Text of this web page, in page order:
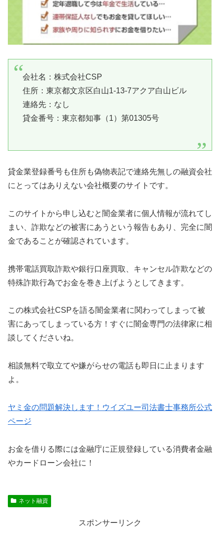
会社名：株式会社CSP
住所：東京都文京区白山1-13-7アクア白山ビル
連絡先：なし
貸金番号：東京都知事（1）第01305号
貸金業登録番号も住所も偽物表記で連絡先無しの融資会社
にとってはありえない会社概要のサイトです。
このサイトから申し込むと闇金業者に個人情報が流れてし
まい、詐欺などの被害にあうという報告もあり、完全に闇
金であることが確認されています。
携帯電話買取詐欺や銀行口座買取、キャンセル詐欺などの
特殊詐欺行為でお金を巻き上げようとしてきます。
この株式会社CSPを語る闇金業者に関わってしまって被
害にあってしまっている方！すぐに闇金専門の法律家に相
談してくださいね。
相談無料で取立てや嫌がらせの電話も即日に止まります
よ。
ヤミ金の問題解決します！ウイズユー司法書士事務所公式
ページ
お金を借りる際には金融庁に正規登録している消費者金融
やカードローン会社に！
ネット融資
スポンサーリンク